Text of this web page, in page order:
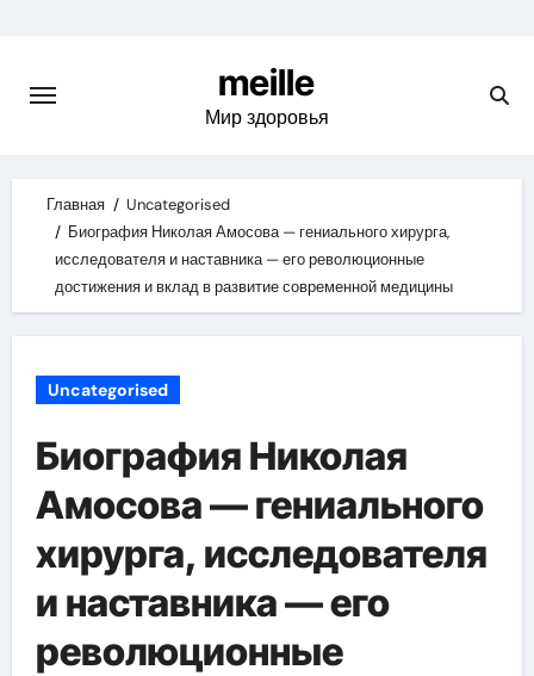
content
meille
Мир здоровья
Главная
Uncategorised
Биография Николая Амосова — гениального хирурга,
исследователя и наставника — его революционные
достижения и вклад в развитие современной медицины
Uncategorised
Биография Николая
Амосова — гениального
хирурга, исследователя
и наставника — его
революционные